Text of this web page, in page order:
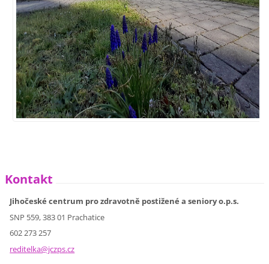
Kontakt
Jihočeské centrum pro zdravotně postižené a seniory o.p.s.
SNP 559, 383 01 Prachatice
602 273 257
reditelka@jczps.cz